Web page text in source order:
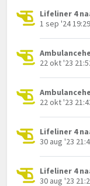
Lifeliner 4
1 sep '24
22 okt '23
22 okt '23
Lifeliner 4
30 aug '23
Lifeliner 4
30 aug '23